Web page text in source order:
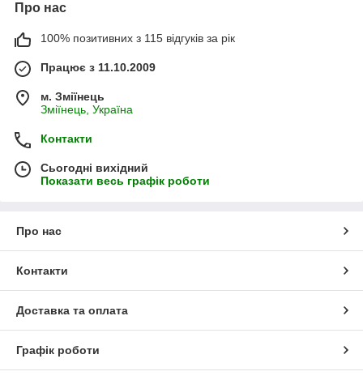
Про нас
100% позитивних з 115 відгуків за рік
Працює з 11.10.2009
м. Зміїнець
Зміїнець, Україна
Контакти
Сьогодні вихідний
Показати весь графік роботи
Про нас
Контакти
Доставка та оплата
Графік роботи